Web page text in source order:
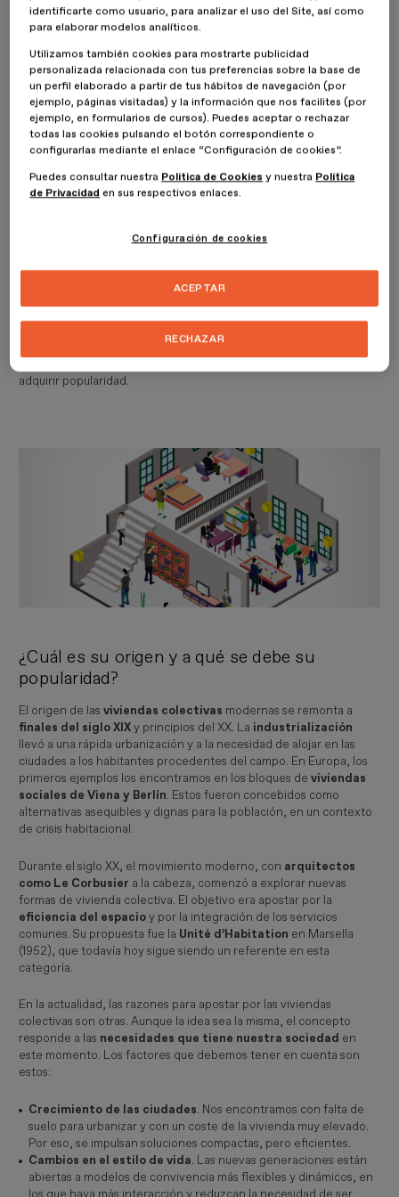
diseñadas para que solo haya un núcleo de convivencia. Pero en
estas, puede haber varios apartamentos en un bloque tradicional o
incluso llegar a opciones más modernas delpaisaje urbano
elcohousing o el coliving.
Los tamaños y sus estructuras en los planos de una vivienda
colectiva son muy diferentes entre sí. Pero lo que todas estas
viviendas tienen en común es que hay una serie deespacios y
recursos que están destinados al colectivo. Por ejemplo, una
zona infantil, un lavadero o un gimnasio.
Pero en nuestra sociedad, que tiende al individualismo y la
personal, hemos apostado por la división en las viviendas.
opciones que sean más sostenibles o que tengan un
adquirir popularidad.
¿Cuál es su origen y a qué se debe su
popularidad?
El origen de lasviviendas colectivas modernas se remonta a
finales del siglo XIXy principios del XX. La industrialización
llevó a una rápida urbanización y a la necesidad de alojar en las
ciudades a los habitantes procedentes del campo. En Europa, los
primeros ejemplos los encontramos en los bloques de viviendas
sociales de Viena y Berlín. Estos fueron concebidos como
alternativas asequibles y dignas para la población, en un contexto
de crisis habitacional.
Durante el siglo XX, el movimiento moderno, con arquitectos
como Le Corbusier a la cabeza, comenzó a explorar nuevas
formas de vivienda colectiva. El objetivo era apostar por la
eficiencia del espacioy por la integración de los servicios
comunes. Su propuesta fue la Unité d’Habitation en Marsella
(1952), que todavía hoy sigue siendo un referente en esta
categoría.
En la actualidad, las razones para apostar por las viviendas
colectivas son otras. Aunque la idea sea la misma, el concepto
responde a las necesidades que tiene nuestra sociedad en
este momento. Los factores que debemos tener en cuenta son
estos:
Crecimiento de las ciudades. Nos encontramos con falta de
suelo para urbanizar y con un coste de la vivienda muy elevado.
Por eso, se impulsan soluciones compactas, pero eficientes.
Cambios en el estilo de vida. Las nuevas generaciones están
abiertas a modelos de convivencia más flexibles y dinámicos, en
identificarte como usuario, para analizar el uso del Site, así como
para elaborar modelos analíticos.
Utilizamos también cookies para mostrarte publicidad
personalizada relacionada con tus preferencias sobre la base de
un perfil elaborado a partir de tus hábitos de navegación (por
ejemplo, páginas visitadas) y la información que nos facilites (por
ejemplo, en formularios de cursos). Puedes aceptar o rechazar
todas las cookies pulsando el botón correspondiente o
configurarlas mediante el enlace “Configuración de cookies”.
Puedes consultar nuestra Política de Cookies y nuestra Política
de Privacidad en sus respectivos enlaces.
Configuración de cookies
RECHAZAR
ACEPTAR